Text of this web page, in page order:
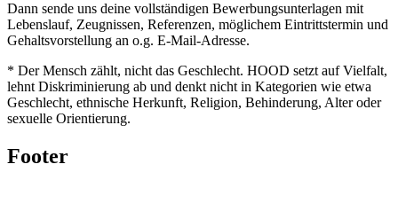
Dann sende uns deine vollständigen Bewerbungsunterlagen mit
Lebenslauf, Zeugnissen, Referenzen, möglichem Eintrittstermin und
Gehaltsvorstellung an o.g. E-Mail-Adresse.
* Der Mensch zählt, nicht das Geschlecht. HOOD setzt auf Vielfalt,
lehnt Diskriminierung ab und denkt nicht in Kategorien wie etwa
Geschlecht, ethnische Herkunft, Religion, Behinderung, Alter oder
sexuelle Orientierung.
Footer